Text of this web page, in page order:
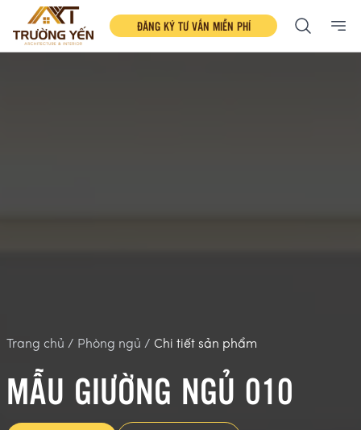
ĐĂNG KÝ TƯ VẤN MIỄN PHÍ
Trang chủ / Phòng ngủ / Chi tiết sản phẩm
MẪU GIƯỜNG NGỦ 010